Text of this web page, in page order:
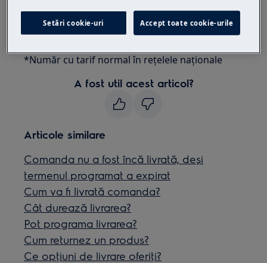
shop@electrolux.ro, de luni până vineri, între
orele 08:00 - 20:00 (cu excepţia sărbătorilor
legale).
*Număr cu tarif normal în reţelele naţionale
A fost util acest articol?
Articole similare
Comanda nu a fost încă livrată, deși
termenul programat a expirat
Cum va fi livrată comanda?
Cât durează livrarea?
Pot programa livrarea?
Cum returnez un produs?
Ce opţiuni de livrare oferiţi?
Setări cookie-uri Accept toate cookie-urile